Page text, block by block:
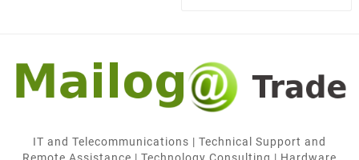
IT and Telecommunications | Technical Support and
Remote Assistance | Technology Consulting | Hardware